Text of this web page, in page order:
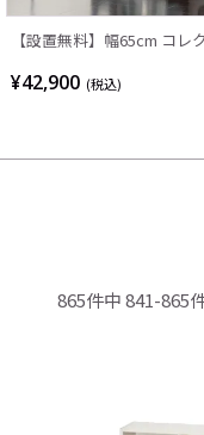
【設置無料】幅65cm コレ
アケース コレクションボー
¥42,900 (税込)
865件中841-865